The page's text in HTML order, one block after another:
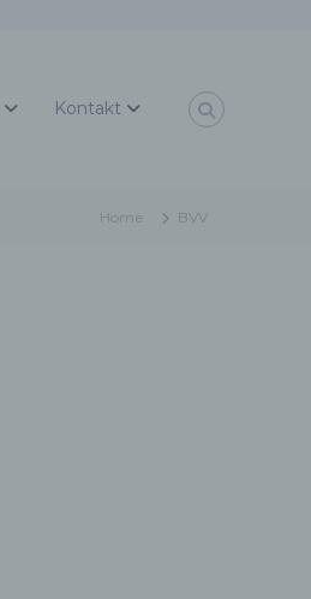
Kontakt
Home BVV